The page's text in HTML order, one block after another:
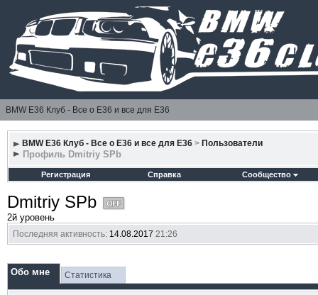
BMW E36 Клуб - Все о Е36 и все для Е36
BMW E36 Клуб - Все о Е36 и все для Е36 > Пользователи
Профиль Dmitriy SPb
Регистрация Справка Сообщество
Dmitriy SPb
2й уровень
Последняя активность:14.08.2017 21:26
Обо мне Статистика